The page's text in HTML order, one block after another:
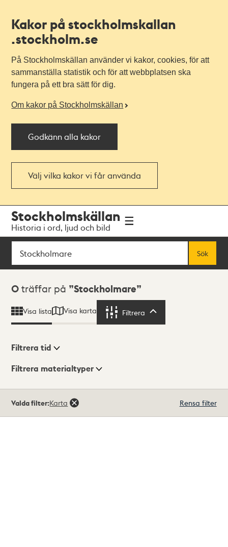
Kakor på stockholmskallan
.stockholm.se
På Stockholmskällan använder vi kakor, cookies, för att
sammanställa statistik och för att webbplatsen ska
fungera på ett bra sätt för dig.
Om kakor på Stockholmskällan
Godkänn alla kakor
Välj vilka kakor vi får använda
navigationen
huvudinnehållet
Stockholmskällan
Historia i ord, ljud och bild
Sök
Sök
Sökresultat
0 träffar på Stockholmare
Visa lista Visa karta Filtrera
Visningsläge
Filtrera tid
Filtrera materialtyper
träffar
Valda filter:Karta Rensa filter